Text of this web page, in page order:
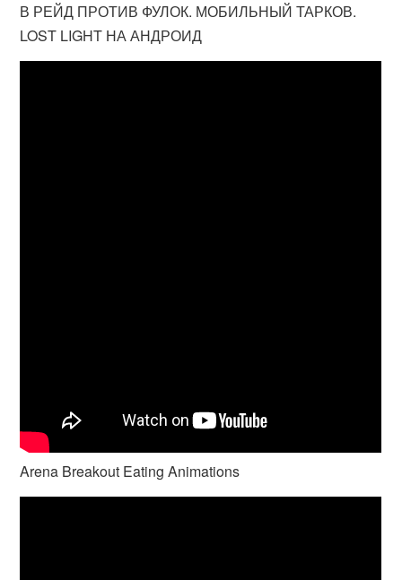
В РЕЙД ПРОТИВ ФУЛОК. МОБИЛЬНЫЙ ТАРКОВ.
LOST LIGHT НА АНДРОИД
Arena Breakout Eating Animations